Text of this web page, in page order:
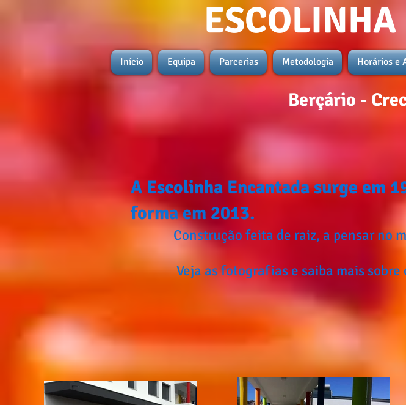
Berçário -
Início Equipa Parcerias Metodologia Horários e
A Escolinha Encantada surge em
forma em 2013.
Construção feita de raiz, a pensar no
Veja as fotografias e saiba mais sobre os